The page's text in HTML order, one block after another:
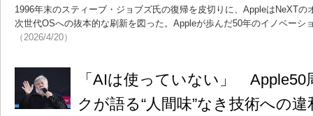
1996年末のスティーブ・ジョブズ氏の復帰を皮切りに、AppleはNeXTの
次世代OSへの抜本的な刷新を図った。Appleが歩んだ50年のイノベーシ
（2026/4/20）
「AIは使っていない」 Apple50
クが語る“人間味”なき技術への違